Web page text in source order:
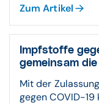
Zum Artikel
Impfstoffe
gemeinsam
Mit der
gegen COVID-19